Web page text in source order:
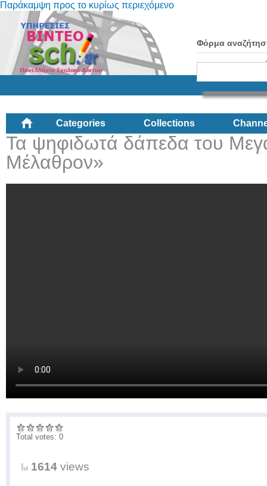
Παράκαμψη προς το κυρίως περιεχόμενο
Φόρμα
Categories Collections
Τα ψηφιδωτά δάπεδα του
Μέλαθρον»
Total votes: 0
1614 views